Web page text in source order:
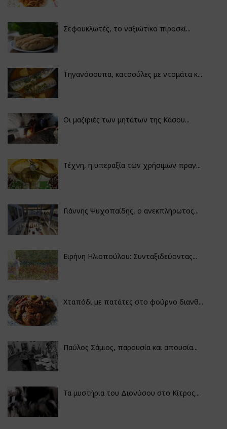
Σεφουκλωτές, το ναξιώτικο πιροσκί...
Τηγανόσουπα, κατσούλες με ντομάτα κ...
Οι μαζιριές των μητάτων της Κάσου...
Τέχνη, η υπεραξία των χρήσιμων πραγ...
Γιάννης Ψυχοπαίδης, ο ανεκπλήρωτος...
Ειρήνη Ηλιοπούλου: Συνταξιδεύοντας...
Χταπόδι με πατάτες στο φούρνο διανθ...
Παύλος Σάμιος, παρουσία και απουσία...
Τα μυστήρια του Διονύσου στο Κίτρος...